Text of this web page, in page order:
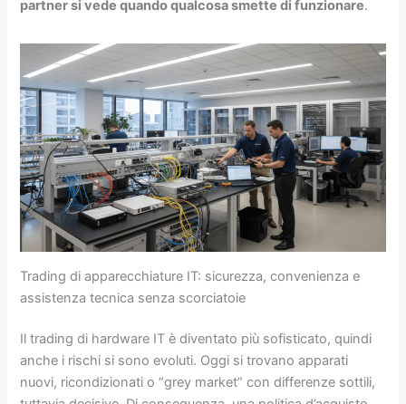
partner si vede quando qualcosa smette di funzionare.
Trading di apparecchiature IT: sicurezza, convenienza e
assistenza tecnica senza scorciatoie
Il trading di hardware IT è diventato più sofisticato, quindi
anche i rischi si sono evoluti. Oggi si trovano apparati
nuovi, ricondizionati o “grey market” con differenze sottili,